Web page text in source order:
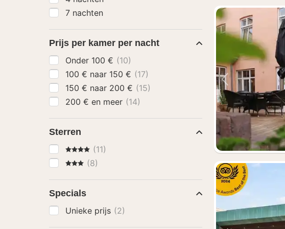
Vorige foto
7 nachten
Prijs per kamer per nacht
Onder 100 € (10)
100 € naar 150 € (17)
150 € naar 200 € (15)
200 € en meer (14)
Sterren
4 Sterren
(11)
3 Sterren
(8)
Specials
Unieke prijs (2)